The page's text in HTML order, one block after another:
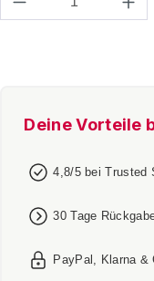
Deine Vorteile
4,8/5 bei Trusted
30 Tage
PayPal, Klarna &